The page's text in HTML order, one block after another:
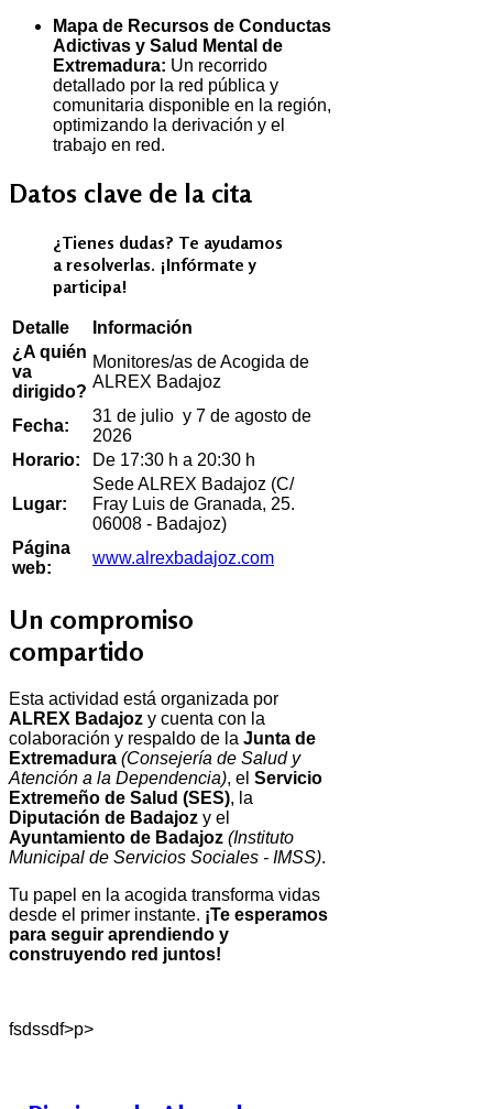
Mapa de Recursos de Conductas
Adictivas y Salud Mental de
Extremadura: Un recorrido
detallado por la red pública y
comunitaria disponible en la región,
optimizando la derivación y el
trabajo en red.
Datos clave de la cita
¿Tienes dudas? Te ayudamos
a resolverlas. ¡Infórmate y
participa!
Detalle
Información
¿A quién
va
dirigido?
Monitores/as de Acogida de
ALREX Badajoz
Fecha:
31 de julio y 7 de agosto de
2026
Horario:
De 17:30 h a 20:30 h
Lugar:
Sede ALREX Badajoz (C/
Fray Luis de Granada, 25.
06008 - Badajoz)
Página
web:
www.alrexbadajoz.com
Un compromiso
compartido
Esta actividad está organizada por
ALREX Badajoz y cuenta con la
colaboración y respaldo de la Junta de
Extremadura (Consejería de Salud y
Atención a la Dependencia), el Servicio
Extremeño de Salud (SES), la
Diputación de Badajoz y el
Ayuntamiento de Badajoz (Instituto
Municipal de Servicios Sociales - IMSS).
Tu papel en la acogida transforma vidas
desde el primer instante. ¡Te esperamos
para seguir aprendiendo y
construyendo red juntos!
fsdssdf>p>